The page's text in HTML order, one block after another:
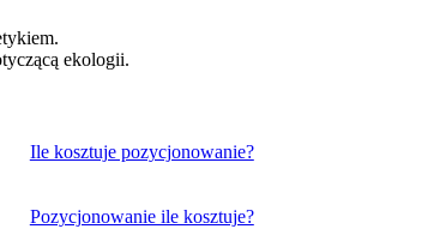
ekologii.
Ile kosztuje pozycjonowanie?
Pozycjonowanie ile kosztuje?